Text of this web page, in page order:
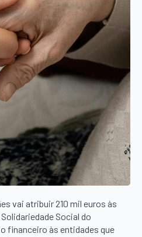
vai atribuir 210 mil euros às
Social do
financeiro às entidades que